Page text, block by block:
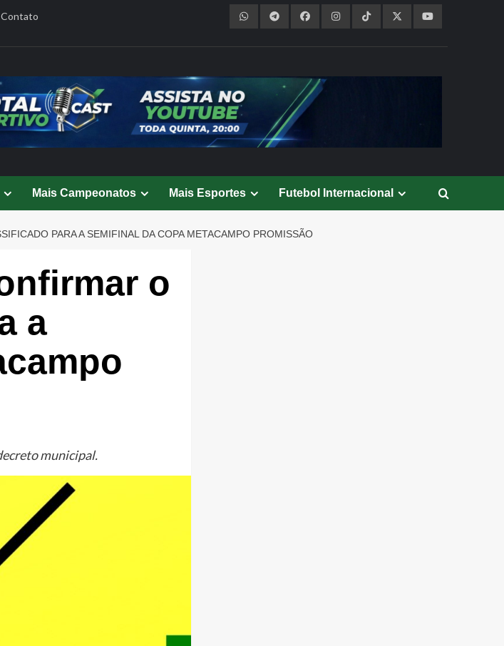
Contato
Mais Campeonatos Mais Esportes Futebol Internacional
PARA A SEMIFINAL DA COPA METACAMPO PROMISSÃO
o
a
municipal.